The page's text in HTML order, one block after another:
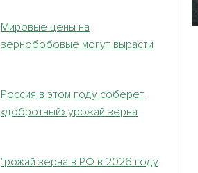
Мировые цены на
зернобобовые могут вырасти
Россия в этом году соберет
«добротный» урожай зерна
"рожай зерна в РФ в 2026 году